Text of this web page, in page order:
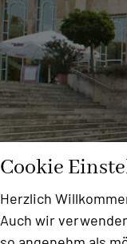
Cookie
Herzlich
Auch wir